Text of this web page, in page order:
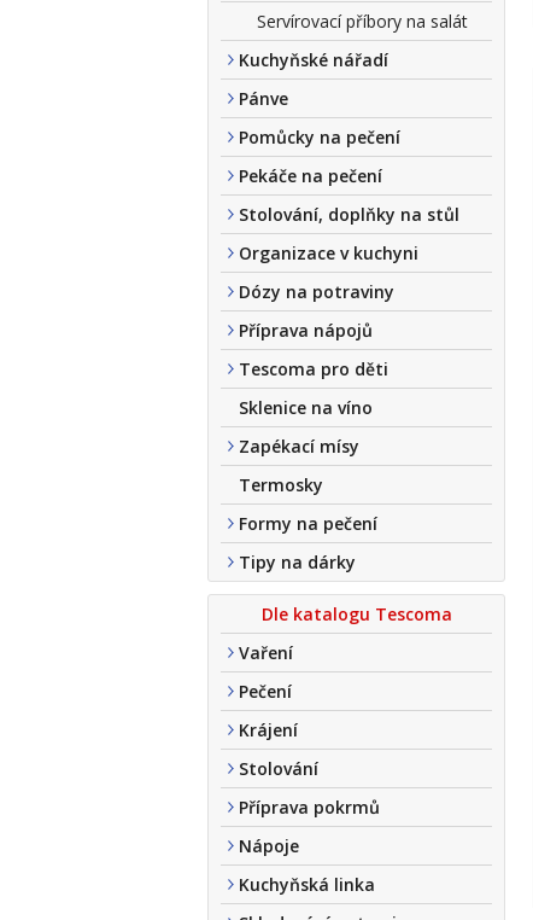
Servírovací příbory na salát
Kuchyňské nářadí
Pánve
Pomůcky na pečení
Pekáče na pečení
Stolování, doplňky na stůl
Organizace v kuchyni
Dózy na potraviny
Příprava nápojů
Tescoma pro děti
Sklenice na víno
Zapékací mísy
Termosky
Formy na pečení
Tipy na dárky
Dle katalogu Tescoma
Vaření
Pečení
Krájení
Stolování
Příprava pokrmů
Nápoje
Kuchyňská linka